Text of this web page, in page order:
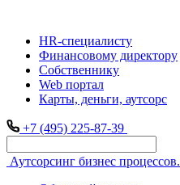
HR-специалисту
Финансовому директору
Собственнику
Web портал
Карты, деньги, аутсорс
+7 (495) 225-87-39
Аутсорсинг бизнес процессов.